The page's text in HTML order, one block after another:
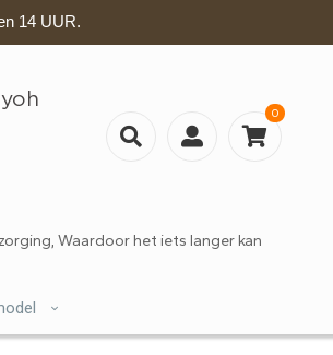
14 UUR.
0
Waardoor het iets langer kan